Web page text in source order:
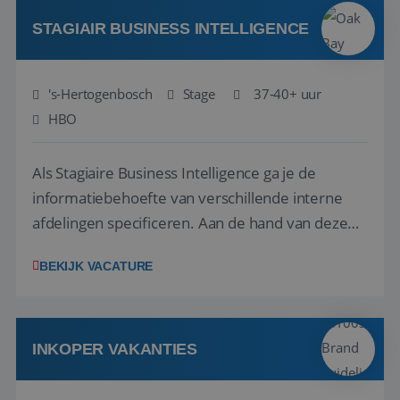
hebbe...
STAGIAIR BUSINESS INTELLIGENCE
's-Hertogenbosch Stage
37-40+ uur
HBO
Als Stagiaire Business Intelligence ga je de
informatiebehoefte van verschillende interne
afdelingen specificeren. Aan de hand van deze
adviezen, rapportages en dashboards
producten ontwikkel je door middel van de data
uit ons datawa...
BEKIJK VACATURE
INKOPER VAKANTIES